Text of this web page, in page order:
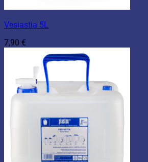
Vesiastia 5L
7,90 €